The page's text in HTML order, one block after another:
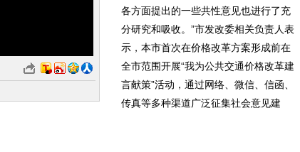
各方面提出的一些共性意见也进行了充
分研究和吸收。”市发改委相关负责人表
示，本市首次在价格改革方案形成前在
全市范围开展“我为公共交通价格改革建
言献策”活动，通过网络、微信、信函、
传真等多种渠道广泛征集社会意见建